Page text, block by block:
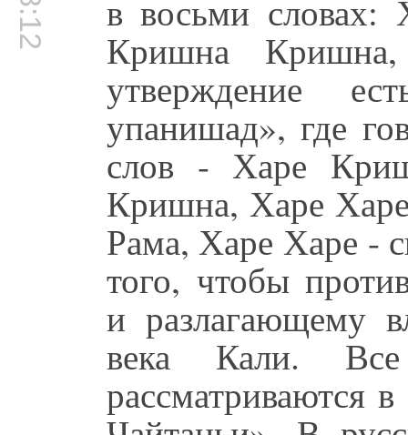
в восьми
Кришна
утверждение
упанишад», где
слов - Харе
Кришна, Харе
Рама, Харе Харе -
того, чтобы
и разлагающему
века Кали.
рассматриваются